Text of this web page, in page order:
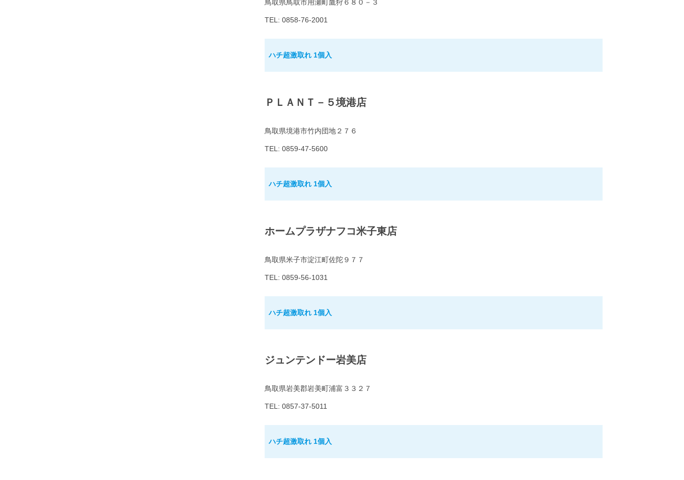
鳥取県鳥取市用瀬町鷹狩６８０－３
TEL: 0858-76-2001
ハチ超激取れ 1個入
ＰＬＡＮＴ－５境港店
鳥取県境港市竹内団地２７６
TEL: 0859-47-5600
ハチ超激取れ 1個入
ホームプラザナフコ米子東店
鳥取県米子市淀江町佐陀９７７
TEL: 0859-56-1031
ハチ超激取れ 1個入
ジュンテンドー岩美店
鳥取県岩美郡岩美町浦富３３２７
TEL: 0857-37-5011
ハチ超激取れ 1個入